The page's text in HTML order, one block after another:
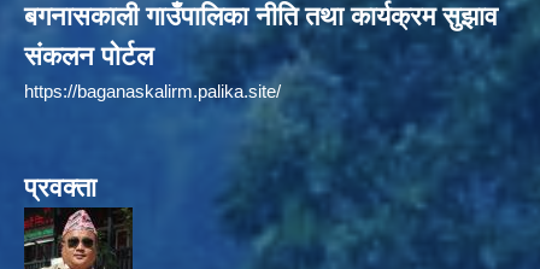
बगनासकाली गाउँपालिका नीति तथा कार्यक्रम सुझाव
संकलन पोर्टल
https://baganaskalirm.palika.site/
प्रवक्ता